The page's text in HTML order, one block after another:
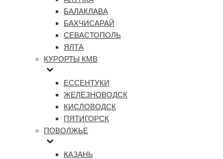
БАЛАКЛАВА
БАХЧИСАРАЙ
СЕВАСТОПОЛЬ
ЯЛТА
КУРОРТЫ КМВ
ЕССЕНТУКИ
ЖЕЛЕЗНОВОДСК
КИСЛОВОДСК
ПЯТИГОРСК
ПОВОЛЖЬЕ
КАЗАНЬ